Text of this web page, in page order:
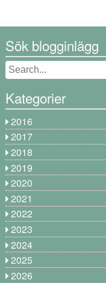
Sök blogginlägg
Kategorier
2016
2017
2018
2019
2020
2021
2022
2023
2024
2025
2026